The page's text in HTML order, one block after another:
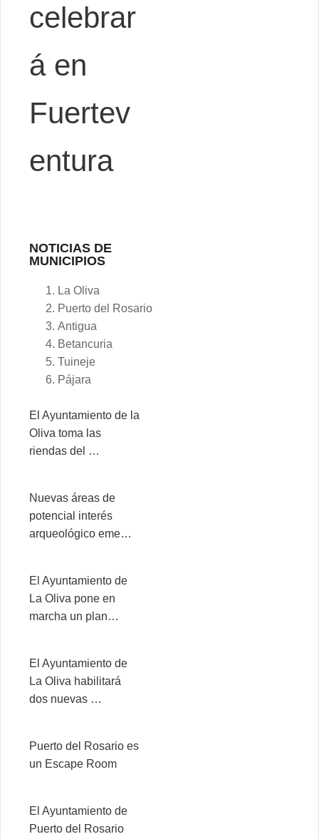
celebrar
á en
Fuertev
entura
NOTICIAS DE
MUNICIPIOS
La Oliva
Puerto del Rosario
Antigua
Betancuria
Tuineje
Pájara
El Ayuntamiento de la
Oliva toma las
riendas del …
Nuevas áreas de
potencial interés
arqueológico eme…
El Ayuntamiento de
La Oliva pone en
marcha un plan…
El Ayuntamiento de
La Oliva habilitará
dos nuevas …
Puerto del Rosario es
un Escape Room
El Ayuntamiento de
Puerto del Rosario